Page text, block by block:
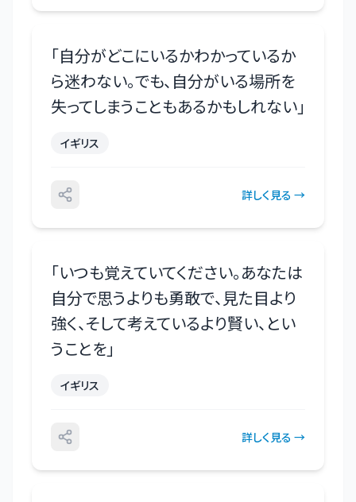
「自分がどこにいるかわかっているか
ら迷わない。でも、自分がいる場所を
失ってしまうこともあるかもしれない」
イギリス
詳しく見る →
「いつも覚えていてください。あなたは
自分で思うよりも勇敢で、見た目より
強く、そして考えているより賢い、とい
うことを」
イギリス
詳しく見る →